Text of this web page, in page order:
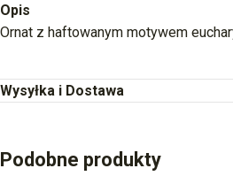
Opis
Ornat z haftowanym motywem
Wysyłka i Dostawa
Podobne produkty